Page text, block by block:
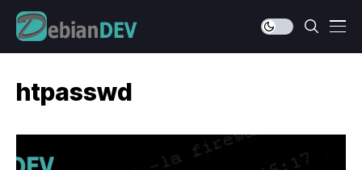
htpasswd